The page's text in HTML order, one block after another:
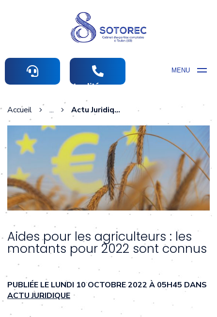
MENU
Actualités comptables
Accueil ... Actu Juridique
Aides pour les agriculteurs : les
montants pour 2022 sont connus
PUBLIÉE LE LUNDI 10 OCTOBRE 2022 À 05H45 DANS
ACTU JURIDIQUE